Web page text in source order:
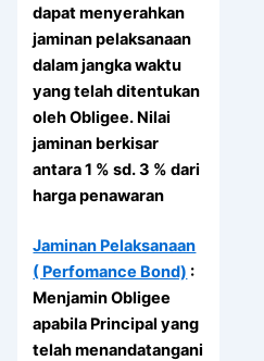
dapat menyerahkan
jaminan pelaksanaan
dalam jangka waktu
yang telah ditentukan
oleh Obligee. Nilai
jaminan berkisar
antara 1 % sd. 3 % dari
harga penawaran
Jaminan Pelaksanaan
( Perfomance Bond) :
Menjamin Obligee
apabila Principal yang
telah menandatangani